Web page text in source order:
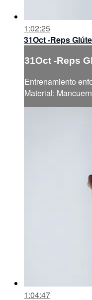
1:02:25
31Oct -Reps
31Oct -Reps
Entrenamiento
Material:
1:04:47